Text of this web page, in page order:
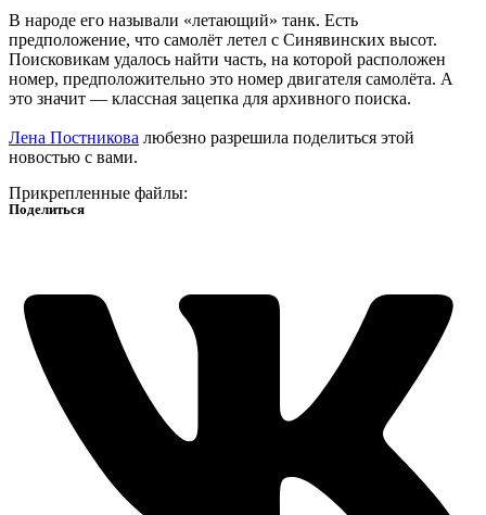
В народе его называли «летающий» танк. Есть
предположение, что самолёт летел с Синявинских высот.
Поисковикам удалось найти часть, на которой расположен
номер, предположительно это номер двигателя самолёта. А
это значит — классная зацепка для архивного поиска.
Лена Постникова любезно разрешила поделиться этой
новостью с вами.
Прикрепленные файлы:
Поделиться